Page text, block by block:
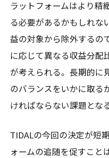
ラットフォームはより精
る必要があるかもしれな
益の対象から除外するの
に応じて異なる収益分配
が考えられる。長期的に
のバランスをいかに取る
ければならない課題とな
TIDALの今回の決定が短
ォームの追随を促すこと